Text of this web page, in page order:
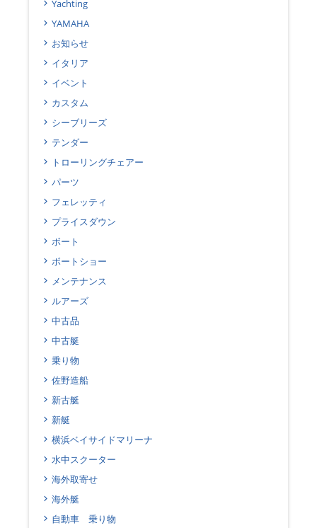
Yachting
YAMAHA
お知らせ
イタリア
イベント
カスタム
シーブリーズ
テンダー
トローリングチェアー
パーツ
フェレッティ
プライスダウン
ボート
ボートショー
メンテナンス
ルアーズ
中古品
中古艇
乗り物
佐野造船
新古艇
新艇
横浜ベイサイドマリーナ
水中スクーター
海外取寄せ
海外艇
自動車 乗り物